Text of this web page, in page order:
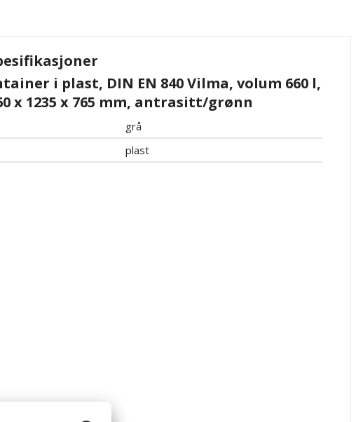
i plast, DIN EN 840 Vilma, volum 660 l,
x 1235 x 765 mm, antrasitt/grønn
grå
plast